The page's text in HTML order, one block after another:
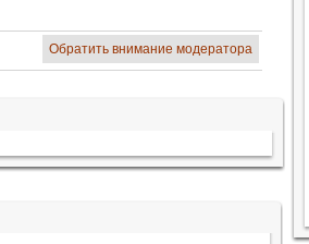
Обратить внимание модератора